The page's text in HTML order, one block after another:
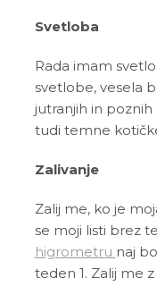
Svetloba
Rada imam
svetlobe, vesela
jutranjih in
tudi temne
Zalivanje
Zalij me, ko je
se moji listi brez
higrometru naj
teden 1. Zalij me